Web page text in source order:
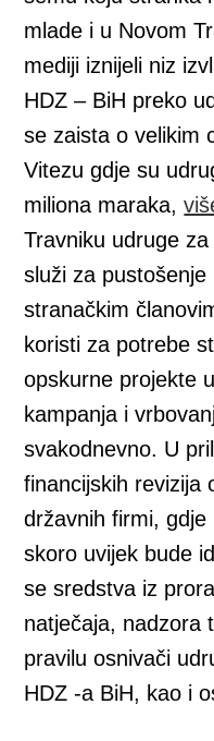
mlade i u Novom
mediji iznijeli niz
HDZ – BiH preko
se zaista o velikim
Vitezu gdje su
miliona maraka,
Travniku udruge
služi za
stranačkim
koristi za potrebe
opskurne projekte
kampanja i
svakodnevno. U
financijskih revizija
državnih firmi,
skoro uvijek bude
se sredstva iz
natječaja, nadzora
pravilu osnivači
HDZ -a BiH, kao i